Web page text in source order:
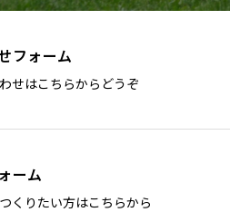
フォーム
せはこちらからどうぞ
ーム
くりたい方はこちらから